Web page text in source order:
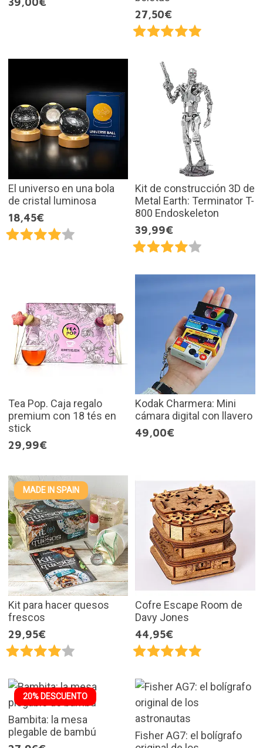
27,50€
El universo en una bola
de cristal luminosa
18,45€
Kit de construcción 3D de
Metal Earth: Terminator T-
800 Endoskeleton
39,99€
Tea Pop. Caja regalo
premium con 18 tés en
stick
29,99€
Kodak Charmera: Mini
cámara digital con llavero
49,00€
MADE IN SPAIN
Kit para hacer quesos
frescos
29,95€
Cofre Escape Room de
Davy Jones
44,95€
20% DESCUENTO
Bambita: la mesa
plegable de bambú
Fisher AG7: el bolígrafo